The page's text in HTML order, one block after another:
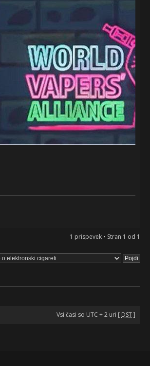
1 prispevek • Stran 1 od 1
Vsi časi so UTC + 2 uri [ DST]